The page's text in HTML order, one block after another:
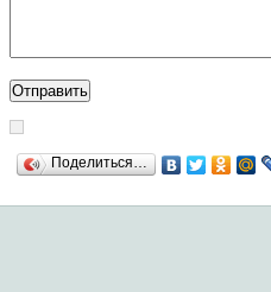
Поделиться…